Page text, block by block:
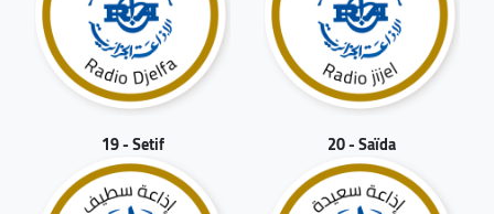
19 - Setif 20 - Saïda